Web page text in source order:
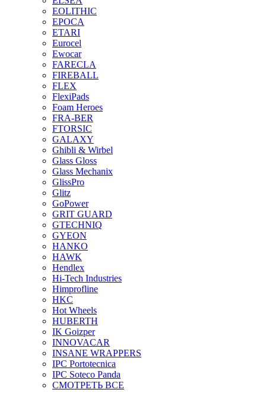
EOLITHIC
EPOCA
ETARI
Eurocel
Ewocar
FARECLA
FIREBALL
FLEX
FlexiPads
Foam Heroes
FRA-BER
FTORSIC
GALAXY
Ghibli & Wirbel
Glass Gloss
Glass Mechanix
GlissPro
Glitz
GoPower
GRIT GUARD
GTECHNIQ
GYEON
HANKO
HAWK
Hendlex
Hi-Tech Industries
Himprofline
HKC
Hot Wheels
HUBERTH
IK Goizper
INNOVACAR
INSANE WRAPPERS
IPC Portotecnica
IPC Soteco Panda
СМОТРЕТЬ ВСЕ